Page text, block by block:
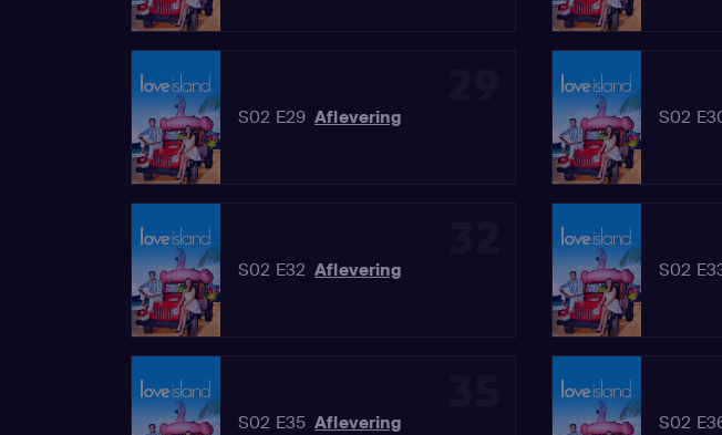
S02 E29 Aflevering S02
S02 E32 Aflevering S02
S02 E35 Aflevering S02